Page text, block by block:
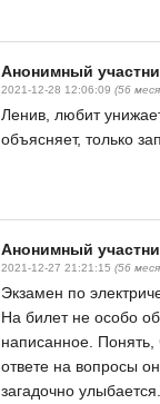
Анонимный
2021-12-28 12:06:09 (56
Ленив, любит
объясняет, только
Анонимный
2021-12-27 21:21:15 (56
Экзамен по
На билет не особо
написанное. Понять,
ответе на вопросы
загадочно